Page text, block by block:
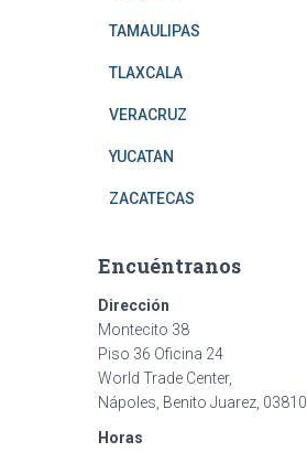
TAMAULIPAS
TLAXCALA
VERACRUZ
YUCATAN
ZACATECAS
Encuéntranos
Dirección
Montecito 38
Piso 36 Oficina 24
World Trade Center,
Nápoles, Benito Juarez, 03810
Horas